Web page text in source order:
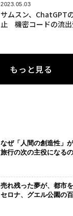
2023.05.03
サムスン、ChatGPT
止 機密コードの流
もっと見る
なぜ「人間の創造性」
旅行の次の主役になる
売れ残った夢が、都市
セロナ、グエル公園の